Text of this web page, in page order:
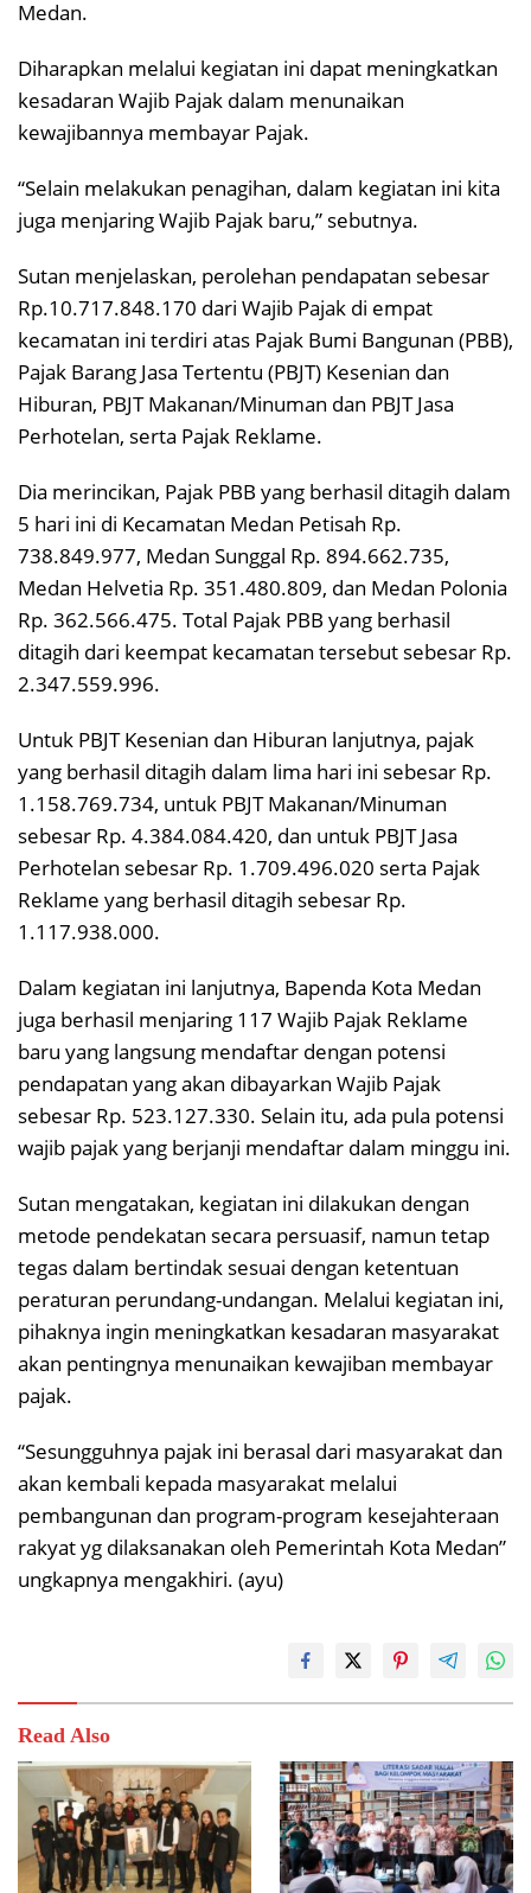
Medan.
Diharapkan melalui kegiatan ini dapat meningkatkan
kesadaran Wajib Pajak dalam menunaikan
kewajibannya membayar Pajak.
“Selain melakukan penagihan, dalam kegiatan ini kita
juga menjaring Wajib Pajak baru,” sebutnya.
Sutan menjelaskan, perolehan pendapatan sebesar
Rp.10.717.848.170 dari Wajib Pajak di empat
kecamatan ini terdiri atas Pajak Bumi Bangunan (PBB),
Pajak Barang Jasa Tertentu (PBJT) Kesenian dan
Hiburan, PBJT Makanan/Minuman dan PBJT Jasa
Perhotelan, serta Pajak Reklame.
Dia merincikan, Pajak PBB yang berhasil ditagih dalam
5 hari ini di Kecamatan Medan Petisah Rp.
738.849.977, Medan Sunggal Rp. 894.662.735,
Medan Helvetia Rp. 351.480.809, dan Medan Polonia
Rp. 362.566.475. Total Pajak PBB yang berhasil
ditagih dari keempat kecamatan tersebut sebesar Rp.
2.347.559.996.
Untuk PBJT Kesenian dan Hiburan lanjutnya, pajak
yang berhasil ditagih dalam lima hari ini sebesar Rp.
1.158.769.734, untuk PBJT Makanan/Minuman
sebesar Rp. 4.384.084.420, dan untuk PBJT Jasa
Perhotelan sebesar Rp. 1.709.496.020 serta Pajak
Reklame yang berhasil ditagih sebesar Rp.
1.117.938.000.
Dalam kegiatan ini lanjutnya, Bapenda Kota Medan
juga berhasil menjaring 117 Wajib Pajak Reklame
baru yang langsung mendaftar dengan potensi
pendapatan yang akan dibayarkan Wajib Pajak
sebesar Rp. 523.127.330. Selain itu, ada pula potensi
wajib pajak yang berjanji mendaftar dalam minggu ini.
Sutan mengatakan, kegiatan ini dilakukan dengan
metode pendekatan secara persuasif, namun tetap
tegas dalam bertindak sesuai dengan ketentuan
peraturan perundang-undangan. Melalui kegiatan ini,
pihaknya ingin meningkatkan kesadaran masyarakat
akan pentingnya menunaikan kewajiban membayar
pajak.
“Sesungguhnya pajak ini berasal dari masyarakat dan
akan kembali kepada masyarakat melalui
pembangunan dan program-program kesejahteraan
rakyat yg dilaksanakan oleh Pemerintah Kota Medan”
ungkapnya mengakhiri. (ayu)
Read Also